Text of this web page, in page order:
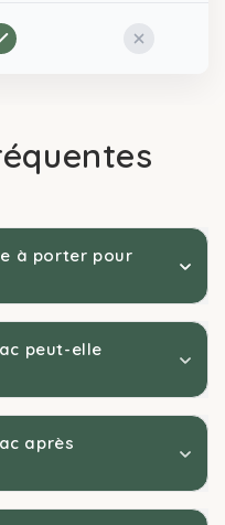
à porter pour
peut-elle
après